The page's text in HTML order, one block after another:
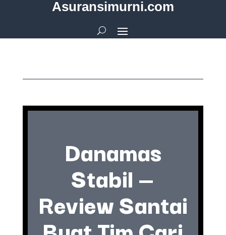
Asuransimurni.com
Danamas
Stabil —
Review Santai